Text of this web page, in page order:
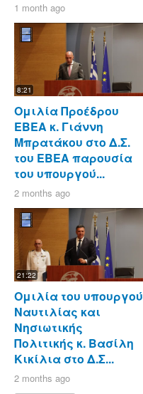
1 month ago
8:21
Ομιλία Προέδρου
ΕΒΕΑ κ. Γιάννη
Μπρατάκου στο Δ.Σ.
του ΕΒΕΑ παρουσία
του υπουργού...
2 months ago
21:22
Ομιλία του υπουργού
Ναυτιλίας και
Νησιωτικής
Πολιτικής κ. Βασίλη
Κικίλια στο Δ.Σ...
2 months ago